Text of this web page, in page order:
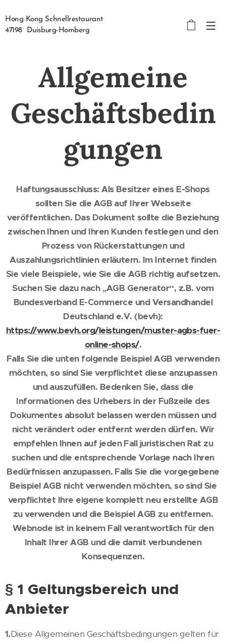
Hong Kong Schnellrestaurant
47198 Duisburg-Homberg
Allgemeine
Geschäftsbedin
gungen
Haftungsausschluss: Als Besitzer eines E-Shops
sollten Sie die AGB auf Ihrer Webseite
veröffentlichen. Das Dokument sollte die Beziehung
zwischen Ihnen und Ihren Kunden festlegen und den
Prozess von Rückerstattungen und
Auszahlungsrichtlinien erläutern. Im Internet finden
Sie viele Beispiele, wie Sie die AGB richtig aufsetzen.
Suchen Sie dazu nach „AGB Generator“, z.B. vom
Bundesverband E-Commerce und Versandhandel
Deutschland e.V. (bevh):
https://www.bevh.org/leistungen/muster-agbs-fuer-
online-shops/.
Falls Sie die unten folgende Beispiel AGB verwenden
möchten, so sind Sie verpflichtet diese anzupassen
und auszufüllen. Bedenken Sie, dass die
Informationen des Urhebers in der Fußzeile des
Dokumentes absolut belassen werden müssen und
nicht verändert oder entfernt werden dürfen. Wir
empfehlen Ihnen auf jeden Fall juristischen Rat zu
suchen und die entsprechende Vorlage nach Ihren
Bedürfnissen anzupassen. Falls Sie die vorgegebene
Beispiel AGB nicht verwenden möchten, so sind Sie
verpflichtet Ihre eigene komplett neu erstellte AGB
zu verwenden und die Beispiel AGB zu entfernen.
Webnode ist in keinem Fall verantwortlich für den
Inhalt Ihrer AGB und die damit verbundenen
Konsequenzen.
§ 1 Geltungsbereich und
Anbieter
1.Diese Allgemeinen Geschäftsbedingungen gelten für